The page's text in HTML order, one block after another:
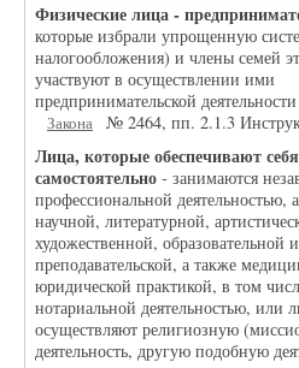
Физические лица -
которые избрали упрощенную
налогообложения) и члены семей
участвуют в осуществлении ими
предпринимательской
Закона № 2464, пп. 2.1.3
Лица, которые обеспечивают
самостоятельно - занимаются
профессиональной деятельностью,
научной, литературной,
художественной, образовательной
преподавательской, а также
юридической практикой, в том
нотариальной деятельностью, или
осуществляют религиозную
деятельность, другую подобную